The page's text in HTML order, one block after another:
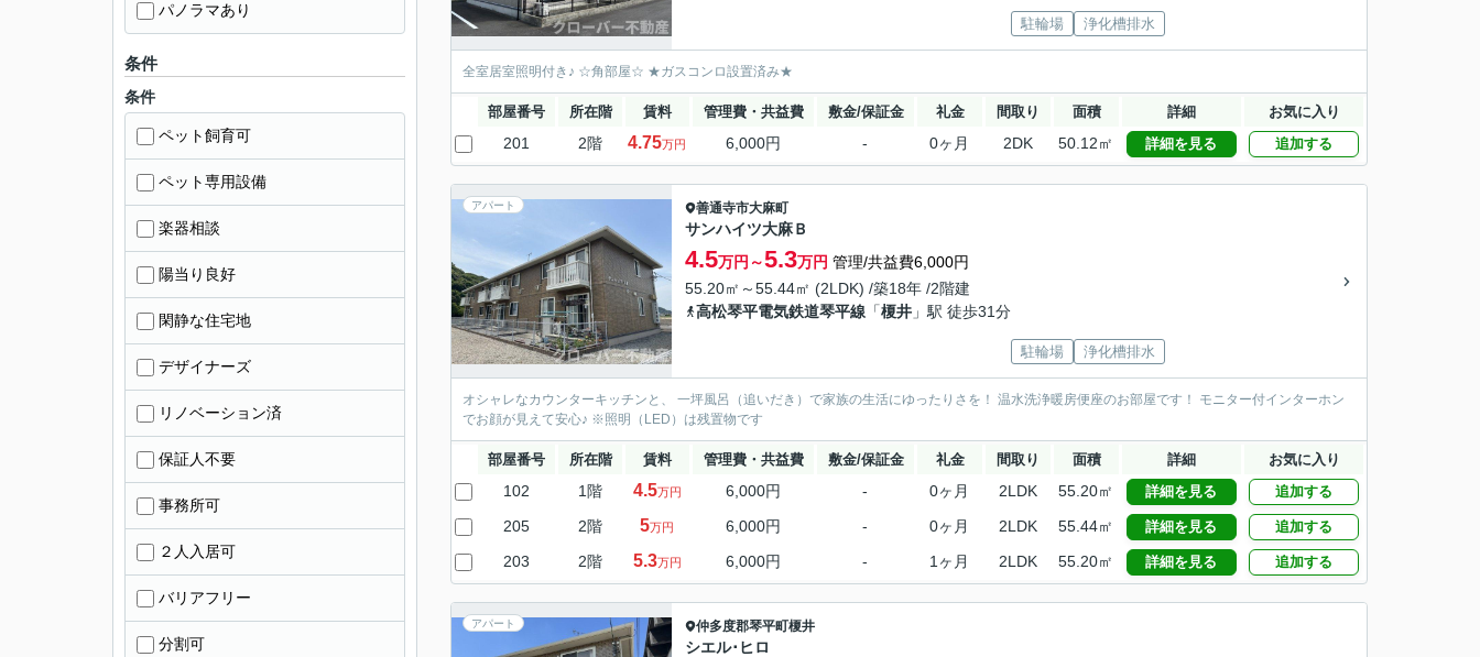
駐輪場 浄化槽排水
全室居室照明付き♪ ☆角部屋☆ ★ガスコンロ設置済み★
部屋番号 所在階 賃料 管理費・共益費 敷金/保証金 礼金 間取り 面積 詳細 お気に入り
201 2階 4.75万円 6,000円 - 0ヶ月 2DK 50.12㎡ 詳細を見る 追加する
アパート 善通寺市大麻町
サンハイツ大麻Ｂ
4.5万円～5.3万円 管理/共益費6,000円
55.20㎡～55.44㎡ (2LDK) /築18年 /2階建
高松琴平電気鉄道琴平線 「榎井 」駅 徒歩31分
駐輪場 浄化槽排水
オシャレなカウンターキッチンと、 一坪風呂（追いだき）で家族の生活にゆったりさを！ 温水洗浄暖房便座のお部屋です！ モニター付インターホン
でお顔が見えて安心♪ ※照明（LED）は残置物です
部屋番号 所在階 賃料 管理費・共益費 敷金/保証金 礼金 間取り 面積 詳細 お気に入り
102 1階 4.5万円 6,000円 - 0ヶ月 2LDK 55.20㎡ 詳細を見る 追加する
205 2階 5万円 6,000円 - 0ヶ月 2LDK 55.44㎡ 詳細を見る 追加する
203 2階 5.3万円 6,000円 - 1ヶ月 2LDK 55.20㎡ 詳細を見る 追加する
アパート 仲多度郡琴平町榎井
シエル･ヒロ
パノラマあり
条件
条件
ペット飼育可
ペット専用設備
楽器相談
陽当り良好
閑静な住宅地
デザイナーズ
リノベーション済
保証人不要
事務所可
２人入居可
バリアフリー
分割可